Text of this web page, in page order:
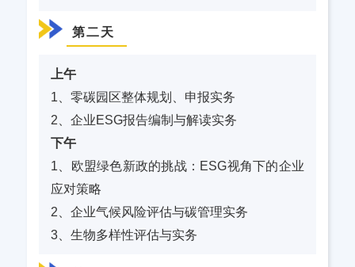
第二天
上午
1、零碳园区整体规划、申报实务
2、企业ESG报告编制与解读实务
下午
1、欧盟绿色新政的挑战：ESG视角下的企业
应对策略
2、企业气候风险评估与碳管理实务
3、 生物多样性评估与实务